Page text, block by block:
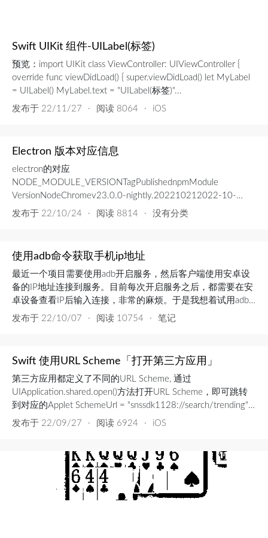
Swift UIKit 组件-UILabel(标签)
预览：import UIKit class ViewController: UIViewController {
override func viewDidLoad() { super.viewDidLoad() let MyLabel
= UILabel() MyLabel.text = "UILabel(标签)"...
发布于 22/11/27 · 阅读 8064 · iOS
Electron 版本对应信息
electron的对应
NODE_MODULE_VERSIONTagPublishednpmModule
VersionNodeChromev23.0.0-nightly.202210212022-10-
21nightly11016.17.1108.0.5355.0v23.0.0-
发布于 22/10/24 · 阅读 8814 · 没有分类
使用adb命令获取手机ip地址
最近一个项目需要使用adb开启服务，然后客户端使用安卓设
备的IP地址连接到服务。目前每次开启服务之后，都需要在安
卓设备查看IP后输入连接，非常的麻烦。于是我想着试用adb
获取IP，试过ifconfig等命令都没有用。最后我找到了以下命
发布于 22/10/07 · 阅读 10754 · 笔记
Swift 使用URL Scheme「打开第三方应用」
第三方应用都定义了不同的URL Scheme, 通过
UIApplication.shared.open()方法打开URL Scheme，即可跳转
到对应的Applet SchemeUrl = "snssdk1128://search/trending" if
let url = URL(string: SchemeUrl) { if #availab...
发布于 22/09/27 · 阅读 6924 · iOS